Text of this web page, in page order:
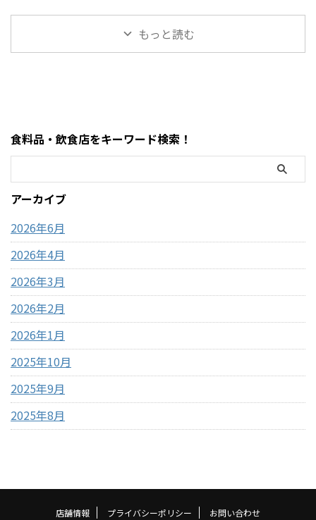
種類、価格、魅力、どんな人
におすすめなのかを、表やリ
ッシュレス（クレジットカー
ド中心）・現金が必要になる
大容量なのに価格が安く、気
になっている人も多い人気商品
2,200円前後・内容量は450gの
大容量・ピスタチオ×サクサ
「ドバイチョコ」がコスパよ
く買える・甘さ＋ナッツ＋食
ドバイ ...
すが、実はめちゃくちゃ簡単
に作れます。 この記事では、
500Wで約2分30秒〜3分30秒が
目安・「ポンポン音が止まる
前」が完成のタイミング・1袋
約59円でコスパ最強 コストコ
もっと読む
食料品・飲食店をキーワード検索！
アーカイブ
2026年6月
2026年4月
2026年3月
2026年2月
2026年1月
2025年10月
2025年9月
2025年8月
店舗情報 プライバシーポリシー お問い合わせ